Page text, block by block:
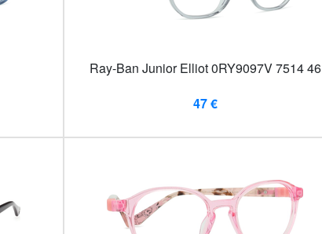
Ray-Ban Junior Elliot 0RY9097V 7514 46
47 €